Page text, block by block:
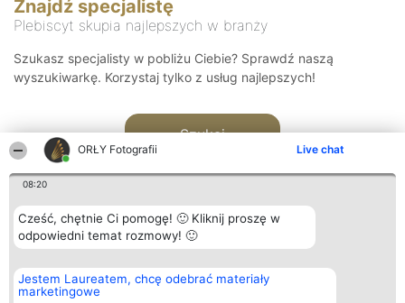
ORŁY Fotografii Live chat
08:20
Cześć, chętnie Ci pomogę! 🙂 Kliknij proszę w
odpowiedni temat rozmowy! 🙂
Jestem Laureatem, chcę odebrać materiały
marketingowe
Znajdź specjalistę
Plebiscyt skupia najlepszych w branży
Szukasz specjalisty w pobliżu Ciebie? Sprawdź naszą
wyszukiwarkę. Korzystaj tylko z usług najlepszych!
Szukaj
Organizator plebiscytu
Bright Side Solutions sp. z o.
o. sp. k.
Plebiscyt
Laureaci
Kontakt
Kontakt